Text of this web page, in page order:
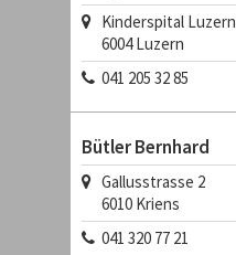
Kinderspital Luzern
6004 Luzern
041 205 32 85
Bütler Bernhard
Gallusstrasse 2
6010 Kriens
041 320 77 21